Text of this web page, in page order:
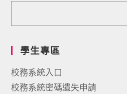
學生專區
校務系統入口
校務系統密碼遺失申請